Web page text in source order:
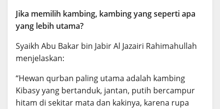
Jika memilih kambing, kambing yang seperti apa
yang lebih utama?
Syaikh Abu Bakar bin Jabir Al Jazairi Rahimahullah
menjelaskan:
“Hewan qurban paling utama adalah kambing
Kibasy yang bertanduk, jantan, putih bercampur
hitam di sekitar mata dan kakinya, karena rupa